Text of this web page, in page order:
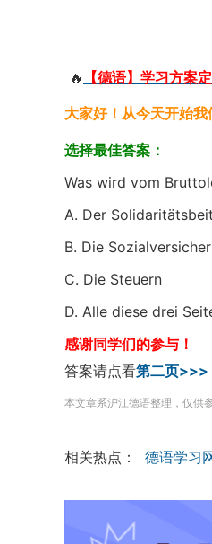
🔥
【德语】学习方案
大家好！从今天开始
选择最佳答案：
Was wird vom
A. Der
B. Die
C. Die Steuern
D. Alle diese drei
感谢同学们的参与！
答案请点看第二页>>>
本文章系沪江德语整理，仅供
相关热点： 德语学习